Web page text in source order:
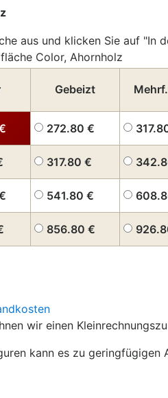
aus und klicken Sie auf "In
Color, Ahornholz
Gebeizt
272.80 €
317.80 €
541.80 €
856.80 €
wir einen
kann es zu